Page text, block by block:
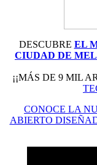
DESCUBRE EL
CIUDAD DE
¡¡MÁS DE 9 MIL
CONOCE LA
ABIERTO